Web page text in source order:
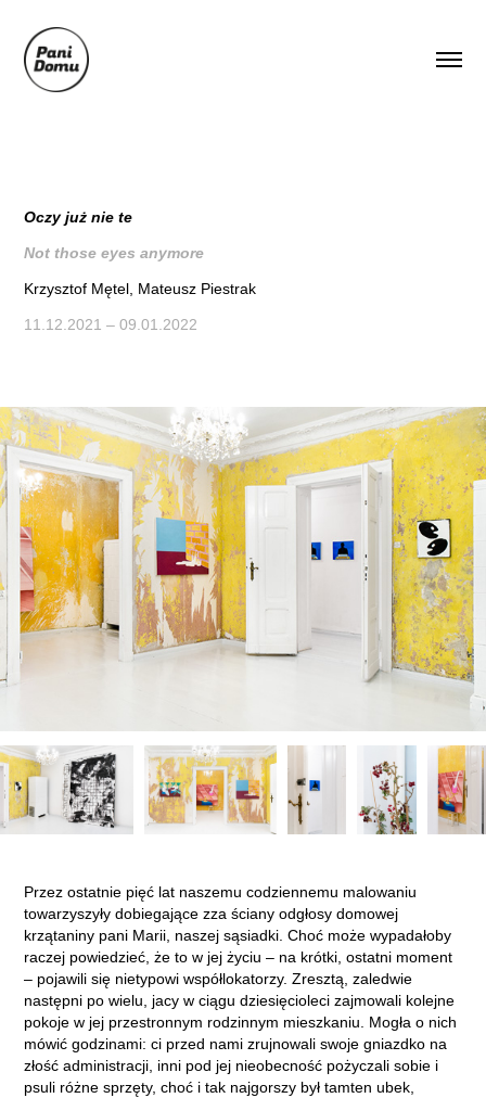
Oczy już nie te
Not those eyes anymore
Krzysztof Mętel, Mateusz Piestrak
11.12.2021 – 09.01.2022
Przez ostatnie pięć lat naszemu codziennemu malowaniu
towarzyszyły dobiegające zza ściany odgłosy domowej
krzątaniny pani Marii, naszej sąsiadki. Choć może wypadałoby
raczej powiedzieć, że to w jej życiu – na krótki, ostatni moment
– pojawili się nietypowi współlokatorzy. Zresztą, zaledwie
następni po wielu, jacy w ciągu dziesięcioleci zajmowali kolejne
pokoje w jej przestronnym rodzinnym mieszkaniu. Mogła o nich
mówić godzinami: ci przed nami zrujnowali swoje gniazdko na
złość administracji, inni pod jej nieobecność pożyczali sobie i
psuli różne sprzęty, choć i tak najgorszy był tamten ubek,